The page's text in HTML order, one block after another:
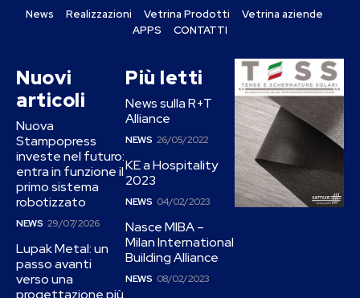
News Realizzazioni Vetrina Prodotti
Vetrina aziende
APPS
CONTATTI
Nuovi
articoli
Nuova
Stampopress
investe nel futuro:
entra in funzione il
primo sistema
robotizzato
NEWS 29/07/2026
Lupak Metal: un
passo avanti
verso una
Più letti
News sulla R+T
Alliance
NEWS 26/05/2022
KE a Hospitality
2023
NEWS 04/02/2023
Nasce MIBA –
Milan International
Building Alliance
NEWS 08/02/2023